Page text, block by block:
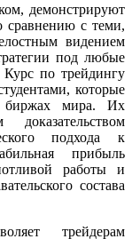
демонстрируют
сравнению с теми,
видением
под любые
по трейдингу
которые
биржах мира. Их
подхода к
прибыль
работы и
состава
трейдерам